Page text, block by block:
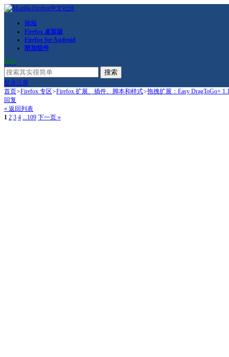
论坛
Firefox 桌面版
Firefox for Android
附加组件
RSS
搜索
登录注册
首页>Firefox 专区>Firefox 扩展、插件、脚本和样式>拖拽扩展：Easy DragToGo+
回复
« 返回列表
1 2 3 4 ...109 下一页 »